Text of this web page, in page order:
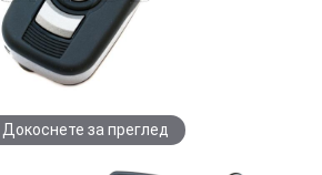
за преглед